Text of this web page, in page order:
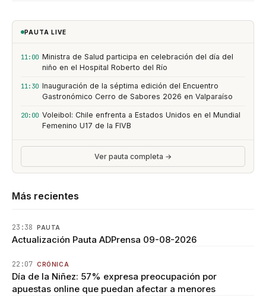
PAUTA LIVE
11:00 Ministra de Salud participa en celebración del día del
niño en el Hospital Roberto del Río
11:30 Inauguración de la séptima edición del Encuentro
Gastronómico Cerro de Sabores 2026 en Valparaíso
20:00 Voleibol: Chile enfrenta a Estados Unidos en el Mundial
Femenino U17 de la FIVB
Ver pauta completa →
Más recientes
23:38 PAUTA
Actualización Pauta ADPrensa 09-08-2026
22:07 CRÓNICA
Día de la Niñez: 57% expresa preocupación por
apuestas online que puedan afectar a menores